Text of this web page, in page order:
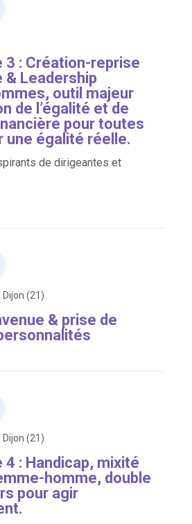
3 : Création-reprise
& Leadership
outil majeur
de l’égalité et de
pour toutes
une égalité réelle.
de dirigeantes et
Dijon (21)
& prise de
Dijon (21)
4 : Handicap, mixité
homme, double
pour agir